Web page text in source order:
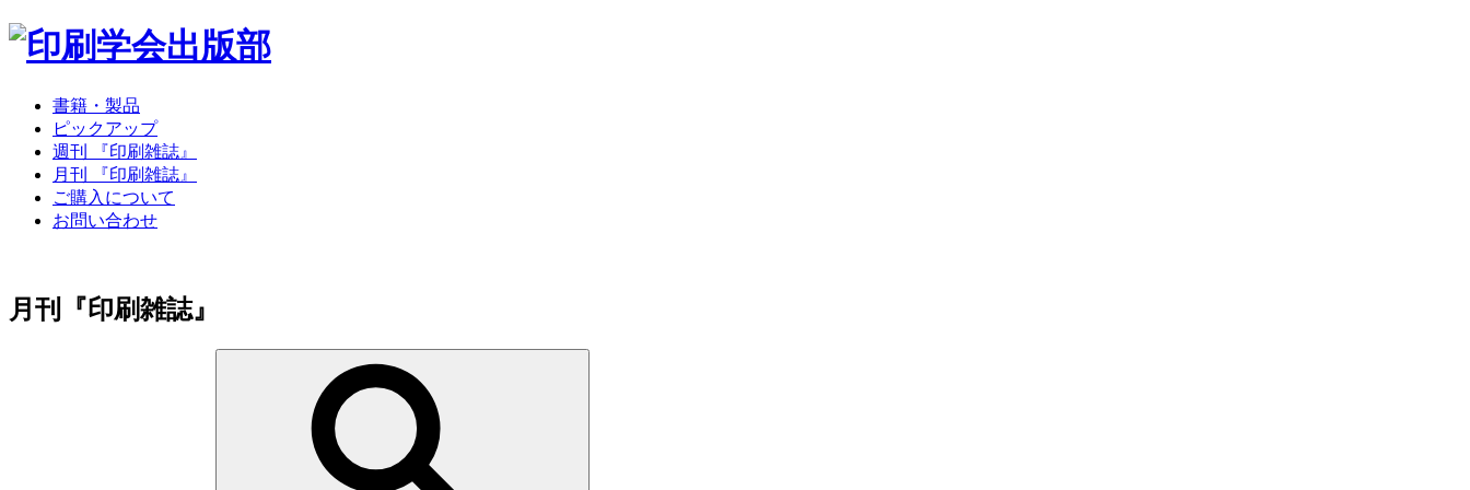
書籍・製品
ピックアップ
週刊 『印刷雑誌』
月刊 『印刷雑誌』
ご購入について
お問い合わせ
月刊『印刷雑誌』